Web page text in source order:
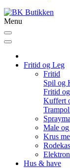
Menu
Fritid og Leg
Fritid
Spil og
Fritid
Kuffert
Male
Krus
Hus & have